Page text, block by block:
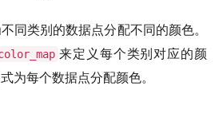
同类别的数据点分配不同的颜色。
来定义每个类别对应的颜
为每个数据点分配颜色。